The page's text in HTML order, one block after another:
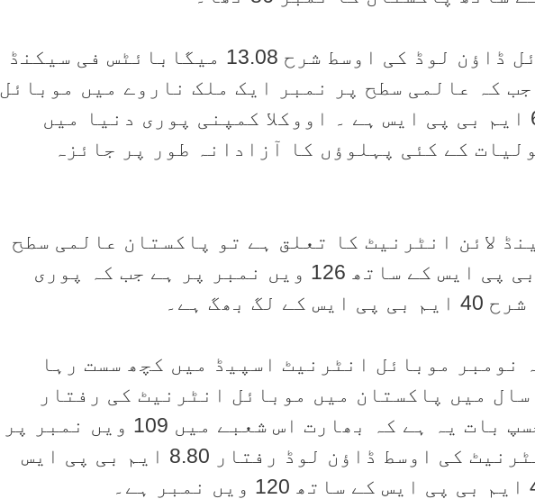
پاکستان میں موبائل ڈاؤن لوڈ کی اوسط شرح 13.08 میگابائٹس فی سیکنڈ
کہ عالمی سطح پر نمبر ایک ملک ناروے میں موبائل
فون کی رفتار 62.66 ایم بی پی ایس ہے ۔ اووکلا کمپنی پوری دنیا میں
کے کئی پہلوؤں کا آزادانہ طور پر جائزہ
لائن انٹرنیٹ کا تعلق ہے تو پاکستان عالمی سطح
پر اوسطاً 6.13 ایم بی پی ایس کے ساتھ 126 ویں نمبر پر ہے جب کہ پوری
بھگ ہے۔
نومبر موبائل انٹرنیٹ اسپیڈ میں کچھ سست رہا
پورے 2017 کے سال میں پاکستان میں موبائل انٹرنیٹ کی رفتار
بہتر ہوئی ہے۔ دلچسپ بات یہ ہے کہ بھارت اس شعبے میں 109 ویں نمبر پر
ہے جہاں موبائل انٹرنیٹ کی اوسط ڈاؤن لوڈ رفتار 8.80 ایم بی پی ایس